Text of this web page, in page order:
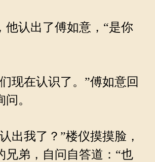
认出了傅如意，“是你
现在认识了。”傅如意回
。
出我了？”楼仪摸摸脸，
兄弟，自问自答道：“也